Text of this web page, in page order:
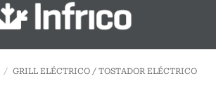
/ GRILL ELÉCTRICO / TOSTADOR ELÉCTRICO